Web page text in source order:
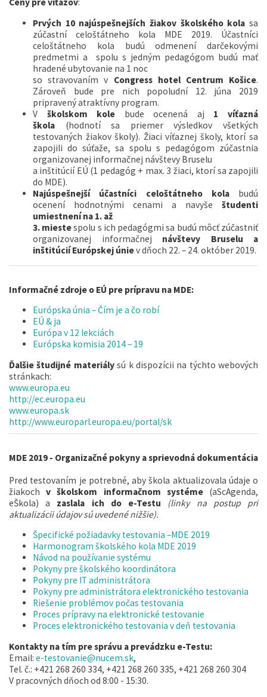
Ceny pre víťazov:
Prvých 10 najúspešnejších žiakov školského kola sa
zúčastní celoštátneho kola MDE 2019. Účastníci
celoštátneho kola budú odmenení darčekovými
predmetmi a spolu s jedným pedagógom budú mať
hradené ubytovanie na 1 noc
so stravovaním v Congress hotel Centrum Košice.
Zároveň bude pre nich popoludní 12. júna 2019
pripravený atraktívny program.
V školskom kole bude ocenená aj 1 víťazná
škola (hodnotí sa priemer výsledkov všetkých
testovaných žiakov školy). Žiaci víťaznej školy, ktorí sa
zapojili do súťaže, sa spolu s pedagógom zúčastnia
organizovanej informačnej návštevy Bruselu
a inštitúcií EÚ (1 pedagóg + max. 3 žiaci, ktorí sa zapojili
do MDE).
Najúspešnejší účastníci
celoštátneho kolabudú
ocenení hodnotnými cenami a navyše študenti
umiestnení na 1. až
3. miestespolu s ich pedagógmi sa budú môcť zúčastniť
organizovanej informačnej návštevy Bruselu a
inštitúcií Európskej úniev dňoch 22. – 24. október 2019.
Informačné zdroje o EÚ pre prípravu na MDE:
Európska únia – Čím je a čo robí
EÚ & ja
Európa v 12 lekciách
Európska komisia 2014 – 19
Ďalšie študijné materiálysú k dispozícii na týchto webových
stránkach:
www.europa.eu
http://ec.europa.eu
www.europa.sk
http://www.europarl.europa.eu/portal/sk
MDE 2019 - Organizačné pokyny a sprievodná dokumentácia
Pred testovaním je potrebné, aby škola aktualizovala údaje o
žiakochv školskom informačnom systéme (aScAgenda,
eŠkola) a zaslala ich do e-Testu (linky na postup pri
aktualizácii údajov sú uvedené nižšie).
Špecifické požiadavky testovania –MDE 2019
Harmonogram školského kola MDE 2019
Návod na používanie systému
Pokyny pre školského koordinátora
Pokyny pre IT administrátora
Pokyny pre administrátora elektronického testovania
Riešenie problémov počas testovania
Proces prípravy na elektronické testovanie
Proces elektronického testovania v deň testovania
Kontakty na tím pre správu a prevádzku e-Testu:
Email: e-testovanie@nucem.sk,
Tel. č.: +421 268 260 334, +421 268 260 335, +421 268 260 304
V pracovných dňoch od 8:00 - 15:30.